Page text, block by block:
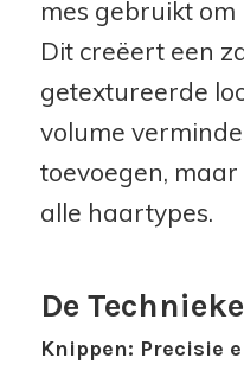
mes gebruikt
Dit creëert een
getextureerde
volume
toevoegen,
alle haartypes.
De
Knippen: Precisie